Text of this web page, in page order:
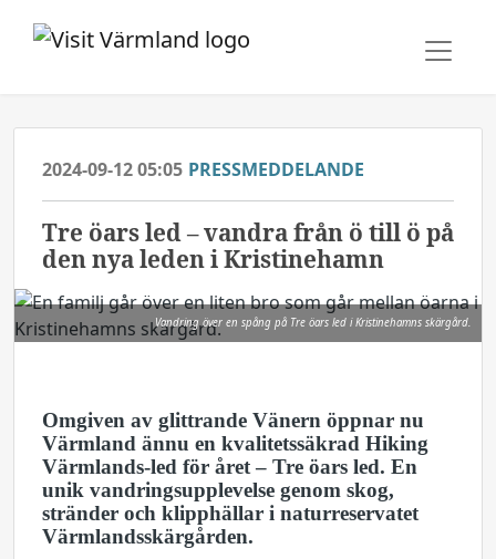
2024-09-12 05:05 PRESSMEDDELANDE
Tre öars led – vandra från ö till ö på
den nya leden i Kristinehamn
Vandring över en spång på Tre öars led i Kristinehamns skärgård.
Omgiven av glittrande Vänern öppnar nu
Värmland ännu en kvalitetssäkrad Hiking
Värmlands-led för året – Tre öars led. En
unik vandringsupplevelse genom skog,
stränder och klipphällar i naturreservatet
Värmlandsskärgården.